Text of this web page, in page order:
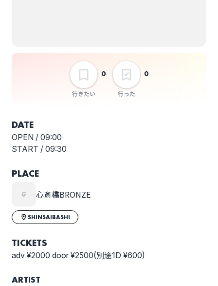
行きたい
0
行った
0
DATE
OPEN / 09:00
START / 09:30
PLACE
心斎橋BRONZE
SHINSAIBASHI
TICKETS
adv ¥2000 door ¥2500(別途1D ¥600)
ARTIST